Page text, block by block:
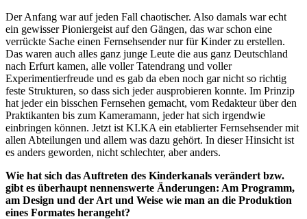
Der Anfang war auf jeden Fall chaotischer. Also damals war echt
ein gewisser Pioniergeist auf den Gängen, das war schon eine
verrückte Sache einen Fernsehsender nur für Kinder zu erstellen.
Das waren auch alles ganz junge Leute die aus ganz Deutschland
nach Erfurt kamen, alle voller Tatendrang und voller
Experimentierfreude und es gab da eben noch gar nicht so richtig
feste Strukturen, so dass sich jeder ausprobieren konnte. Im Prinzip
hat jeder ein bisschen Fernsehen gemacht, vom Redakteur über den
Praktikanten bis zum Kameramann, jeder hat sich irgendwie
einbringen können. Jetzt ist KI.KA ein etablierter Fernsehsender mit
allen Abteilungen und allem was dazu gehört. In dieser Hinsicht ist
es anders geworden, nicht schlechter, aber anders.
Wie hat sich das Auftreten des Kinderkanals verändert bzw.
gibt es überhaupt nennenswerte Änderungen: Am Programm,
am Design und der Art und Weise wie man an die Produktion
eines Formates herangeht?